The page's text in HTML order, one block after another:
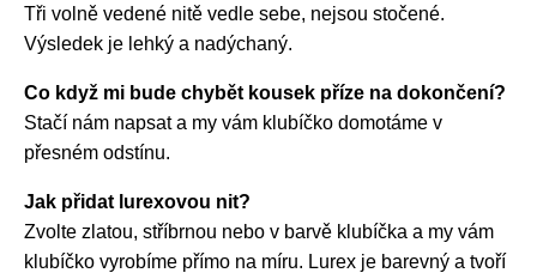
Tři volně vedené nitě vedle sebe, nejsou stočené.
Výsledek je lehký a nadýchaný.
Co když mi bude chybět kousek příze na dokončení?
Stačí nám napsat a my vám klubíčko domotáme v
přesném odstínu.
Jak přidat lurexovou nit?
Zvolte zlatou, stříbrnou nebo v barvě klubíčka a my vám
klubíčko vyrobíme přímo na míru. Lurex je barevný a tvoří